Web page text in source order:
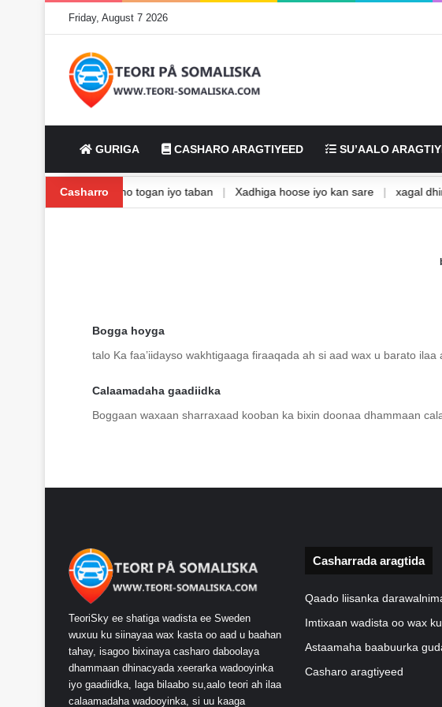
Friday, August 7 2026
GURIGA CASHARO ARAGTIYEED SU’AALO
Casharro
Isbaanishka | Waxbarasho togan iyo taban | Xadhiga hoose iyo kan sare |
Bogga hoyga
talo Ka faa’iidayso wakhtigaaga firaaqada ah si aad wax u barato
Calaamadaha gaadiidka
Boggaan waxaan sharraxaad kooban ka bixin doonaa dhammaan
TeoriSky ee shatiga wadista ee Sweden
wuxuu ku siinayaa wax kasta oo aad u baahan
tahay, isagoo bixinaya casharo daboolaya
dhammaan dhinacyada xeerarka wadooyinka
iyo gaadiidka, laga bilaabo su,aalo teori ah ilaa
calaamadaha wadooyinka, si uu kaaga
Casharrada aragtida
Qaado liisanka
Imtixaan wadista oo wax
Astaamaha baabuurka
Casharo aragtiyeed